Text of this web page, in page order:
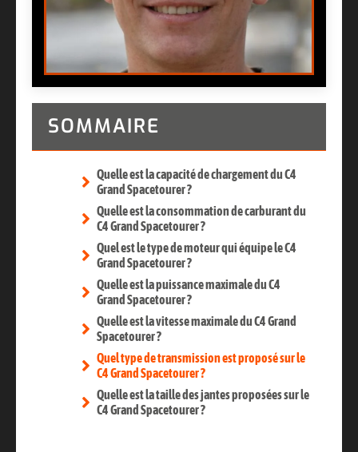
SOMMAIRE
Quelle est la capacité de chargement du C4
Grand Spacetourer ?
Quelle est la consommation de carburant du
C4 Grand Spacetourer ?
Quel est le type de moteur qui équipe le C4
Grand Spacetourer ?
Quelle est la puissance maximale du C4
Grand Spacetourer ?
Quelle est la vitesse maximale du C4 Grand
Spacetourer ?
Quel type de transmission est proposé sur le
C4 Grand Spacetourer ?
Quelle est la taille des jantes proposées sur le
C4 Grand Spacetourer ?